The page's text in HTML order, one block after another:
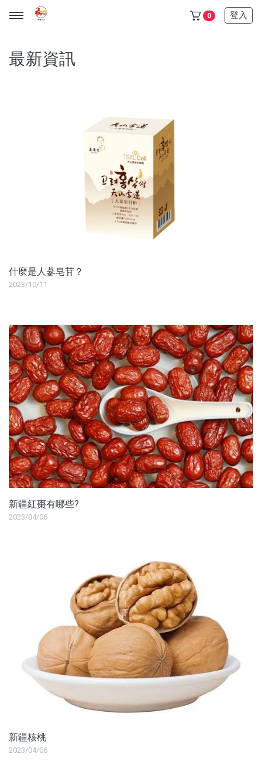
0 登入
天山雪蓮清氣飲+金箔皂 可任選 (單價600元，任選三件1200
沖泡飲品
水光逆時系列保養品
品牌
服務/政策
最新資訊
什麼是人蔘皂苷？
2023/10/11
新疆紅棗有哪些?
2023/04/06
新疆核桃
2023/04/06